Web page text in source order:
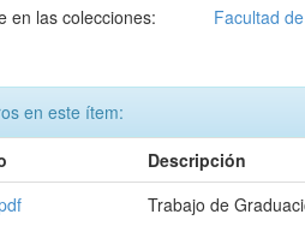
en las colecciones:
Facultad
en este ítem:
Descripción
Trabajo de